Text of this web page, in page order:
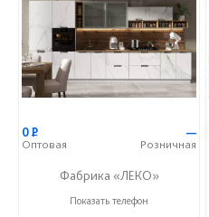
0Р
Оптовая
—
Розничная
Фабрика «ЛЕКО»
+7 (800) 222-93-90
Показать телефон